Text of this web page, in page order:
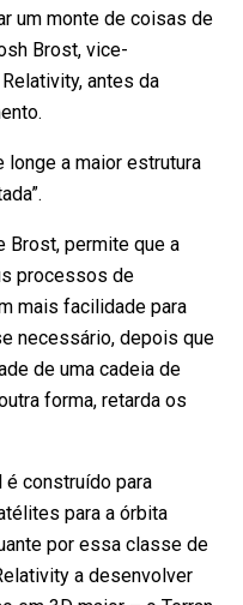
um monte de coisas de
Brost, vice-
antes da
longe a maior estrutura
Brost, permite que a
processos de
mais facilidade para
necessário, depois que
de uma cadeia de
forma, retarda os
é construído para
para a órbita
por essa classe de
a desenvolver